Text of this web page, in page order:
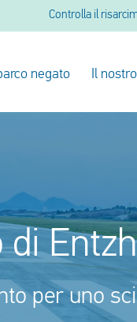
Controlla il
negato Il
per uno